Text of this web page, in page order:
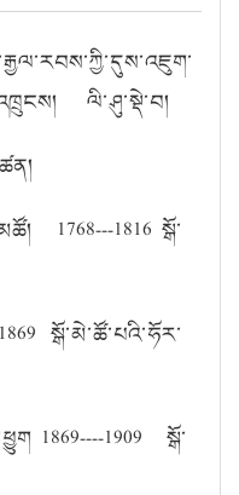
ལི་ཤུ་སྡེ་བ།
1768---1816 སྒོ་
སྒོ་མེ་ཚོ་པའི་ཧོར་
1869----1909 སྒོ་